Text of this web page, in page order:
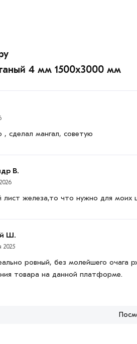
4 мм 1500х3000 мм
сделал мангал, советую
В.
железа,то что нужно для моих
Ш.
2025
ровный, без молейшего очага
товара на данной платформе.